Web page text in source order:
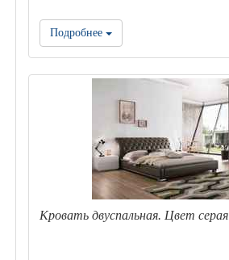
Подробнее
Кровать двуспальная. Цвет серая